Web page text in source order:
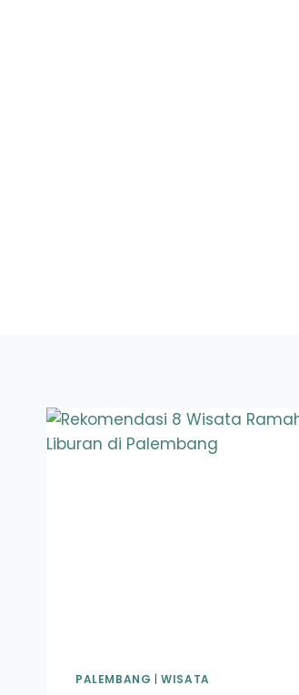
PALEMBANG |WISATA